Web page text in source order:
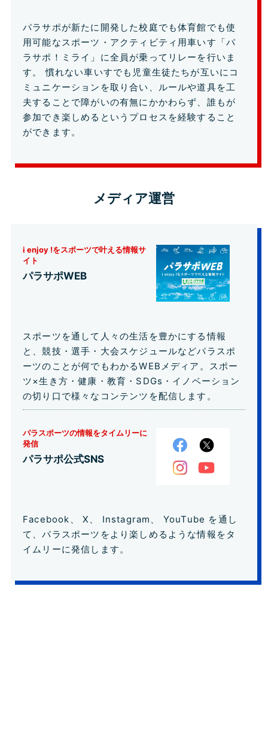
パラサポが新たに開発した校庭でも体育館でも使
用可能なスポーツ・アクティビティ用車いす「パ
ラサポ！ミライ」に全員が乗ってリレーを行いま
す。 慣れない車いすでも児童生徒たちが互いにコ
ミュニケーションを取り合い、ルールや道具を工
夫することで障がいの有無にかかわらず、誰もが
参加でき楽しめるというプロセスを経験すること
ができます。
メディア運営
i enjoy !をスポーツで叶える情報サ
イト
パラサポWEB
スポーツを通して人々の生活を豊かにする情報
と、競技・選手・大会スケジュールなどパラスポ
ーツのことが何でもわかるWEBメディア。スポー
ツ×生き方・健康・教育・SDGs・イノベーション
の切り口で様々なコンテンツを配信します。
パラスポーツの情報をタイムリーに
発信
パラサポ公式SNS
Facebook X Instagram YouTube を通し
て、パラスポーツをより楽しめるような情報をタ
イムリーに発信します。